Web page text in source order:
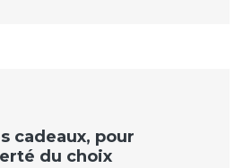
cadeaux, pour
du choix